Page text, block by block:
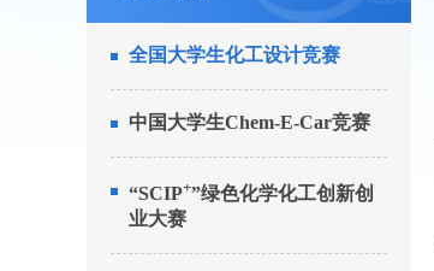
全国大学生化工设计竞赛
中国大学生Chem-E-Car竞赛
“SCIP+”绿色化学化工创新创
业大赛